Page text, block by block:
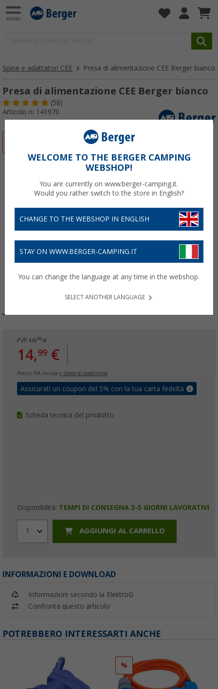
Spine e adattatori CEE Presa di alimentazione CEE Berger bianco
Presa di alimentazione CEE Berger bianco
(58)
Articolo n: 141970
PVP 19,99€
14,99 €
Prezzi IVA inclusa + Spese di spedizione
Assicurati un coupon del 5% con la tua carta fedeltà
Scheda tecnica del prodotto
Disponibilità: TEMPI DI CONSEGNA 3-5 GIORNI LAVORATIVI
1 AGGIUNGI AL CARRELLO
INFORMAZIONI E DOWNLOAD
Informazioni secondo la ElektroG
Confronta questo articolo
POTREBBERO INTERESSARTI ANCHE
%
WELCOME TO THE BERGER CAMPING
WEBSHOP!
You are currently on www.berger-camping.it.
Would you rather switch to the store in English?
CHANGE TO THE WEBSHOP IN ENGLISH
STAY ON WWW.BERGER-CAMPING.IT
You can change the language at any time in the webshop.
SELECT ANOTHER LANGUAGE